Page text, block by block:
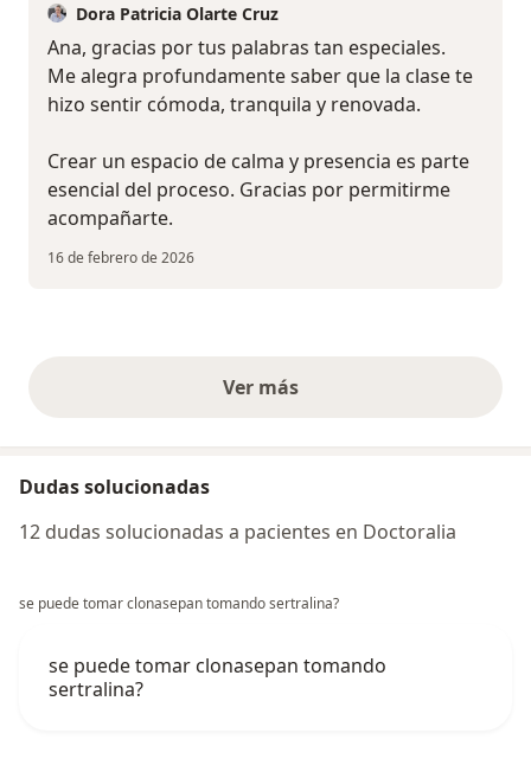
Dora Patricia Olarte Cruz
Ana, gracias por tus palabras tan especiales.
Me alegra profundamente saber que la clase te
hizo sentir cómoda, tranquila y renovada.
Crear un espacio de calma y presencia es parte
esencial del proceso. Gracias por permitirme
acompañarte.
16 de febrero de 2026
Ver másopiniones anteriores
Dudas solucionadas
12 dudas solucionadas a pacientes en Doctoralia
se puede tomar clonasepan tomando sertralina?
se puede tomar clonasepan tomando
sertralina?